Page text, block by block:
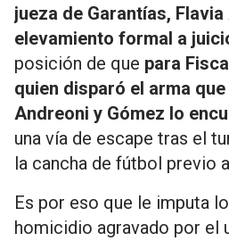
jueza de Garantías, Flavia
elevamiento formal a
posición de que para
quien disparó el arma
Andreoni y Gómez lo
una vía de escape tras el
la cancha de fútbol previo
Es por eso que le imputa
homicidio agravado por el